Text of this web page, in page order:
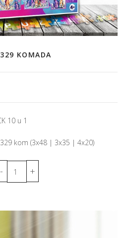
KOMADA
10 u 1
329 kom (3x48 | 3x35 | 4x20)